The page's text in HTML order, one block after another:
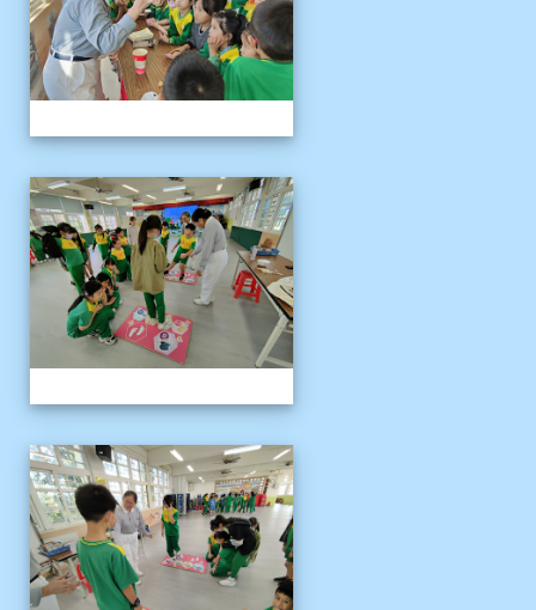
1141121慈濟環保闖關活動
1141121慈濟環保闖關活動